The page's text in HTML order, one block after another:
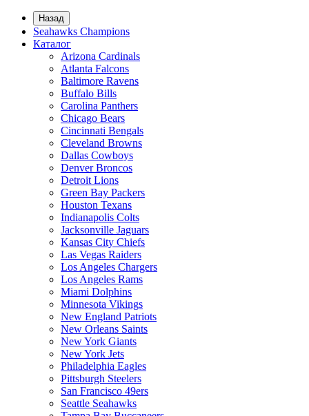
Назад
Seahawks Champions
Каталог
Arizona Cardinals
Atlanta Falcons
Baltimore Ravens
Buffalo Bills
Carolina Panthers
Chicago Bears
Cincinnati Bengals
Cleveland Browns
Dallas Cowboys
Denver Broncos
Detroit Lions
Green Bay Packers
Houston Texans
Indianapolis Colts
Jacksonville Jaguars
Kansas City Chiefs
Las Vegas Raiders
Los Angeles Chargers
Los Angeles Rams
Miami Dolphins
Minnesota Vikings
New England Patriots
New Orleans Saints
New York Giants
New York Jets
Philadelphia Eagles
Pittsburgh Steelers
San Francisco 49ers
Seattle Seahawks